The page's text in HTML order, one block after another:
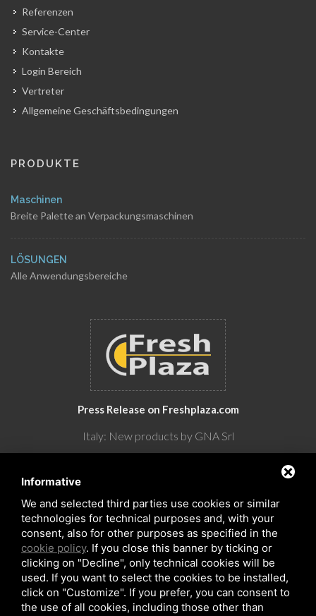
Referenzen
Service-Center
Kontakte
Login Bereich
Vertreter
Allgemeine Geschäftsbedingungen
PRODUKTE
Maschinen
Breite Palette an Verpackungsmaschinen
LÖSUNGEN
Alle Anwendungsbereiche
Press Release on Freshplaza.com
Italy: New products by GNA Srl
Copyrights © 2026 All Rights Reserved by GNA Srl
Informative
We and selected third parties use cookies or similar
technologies for technical purposes and, with your
consent, also for other purposes as specified in the
cookie policy. If you close this banner by ticking or
clicking on "Decline", only technical cookies will be
used. If you want to select the cookies to be installed,
click on "Customize". If you prefer, you can consent to
the use of all cookies, including those other than